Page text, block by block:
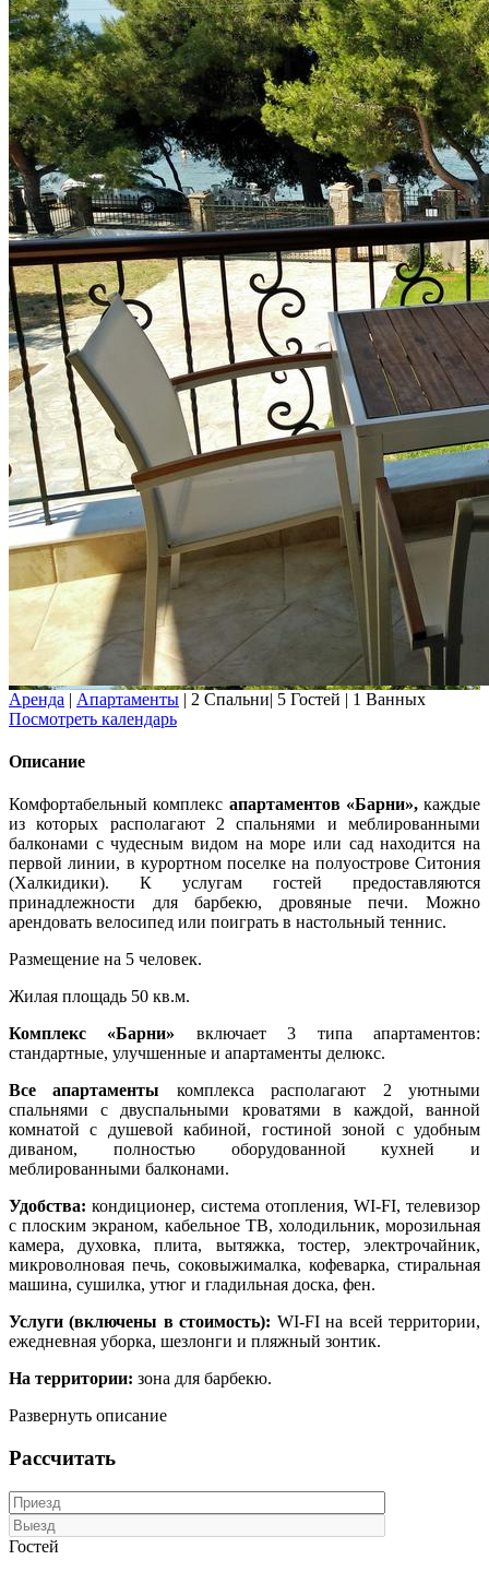
Аренда | Апартаменты | 2 Спальни| 5 Гостей | 1 Ванных
Посмотреть календарь
Описание
Комфортабельный комплекс апартаментов «Барни»,каждые
из которых располагают 2 спальнями и меблированными
балконами с чудесным видом на море или сад находится на
первой линии, в курортном поселке на полуострове Ситония
(Халкидики). К услугам гостей предоставляются
принадлежности для барбекю, дровяные печи. Можно
арендовать велосипед или поиграть в настольный теннис.
Размещение на 5 человек.
Жилая площадь 50 кв.м.
Комплекс «Барни» включает 3 типа апартаментов:
стандартные, улучшенные и апартаменты делюкс.
Все апартаменты комплекса располагают 2 уютными
спальнями с двуспальными кроватями в каждой, ванной
комнатой с душевой кабиной, гостиной зоной с удобным
диваном, полностью оборудованной кухней и
меблированными балконами.
Удобства: кондиционер, система отопления, WI-FI, телевизор
с плоским экраном, кабельное ТВ, холодильник, морозильная
камера, духовка, плита, вытяжка, тостер, электрочайник,
микроволновая печь, соковыжималка, кофеварка, стиральная
машина, сушилка, утюг и гладильная доска, фен.
Услуги (включены в стоимость): WI-FI на всей территории,
ежедневная уборка, шезлонги и пляжный зонтик.
На территории: зона для барбекю.
Развернуть описание
Рассчитать
Гостей